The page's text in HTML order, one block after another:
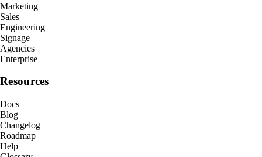
Marketing
Sales
Engineering
Signage
Agencies
Enterprise
Resources
Docs
Blog
Changelog
Roadmap
Help